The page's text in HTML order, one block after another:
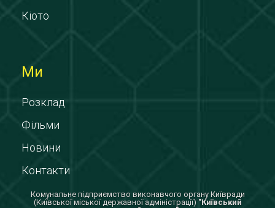
Кіото
Ми
Розклад
Фільми
Новини
Контакти
Комунальне підприємство виконавчого органу Київради
(Київської міської державної адміністрації) "Київський